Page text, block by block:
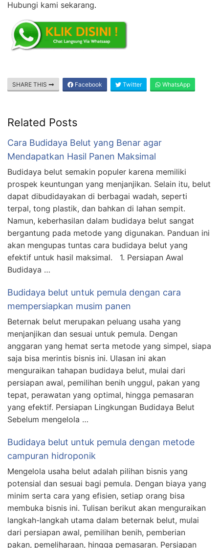
Hubungi kami sekarang.
SHARE THIS Facebook Twitter WhatsApp
Related Posts
Cara Budidaya Belut yang Benar agar
Mendapatkan Hasil Panen Maksimal
Budidaya belut semakin populer karena memiliki
prospek keuntungan yang menjanjikan. Selain itu, belut
dapat dibudidayakan di berbagai wadah, seperti
terpal, tong plastik, dan bahkan di lahan sempit.
Namun, keberhasilan dalam budidaya belut sangat
bergantung pada metode yang digunakan. Panduan ini
akan mengupas tuntas cara budidaya belut yang
efektif untuk hasil maksimal. 1. Persiapan Awal
Budidaya …
Budidaya belut untuk pemula dengan cara
mempersiapkan musim panen
Beternak belut merupakan peluang usaha yang
menjanjikan dan sesuai untuk pemula. Dengan
anggaran yang hemat serta metode yang simpel, siapa
saja bisa merintis bisnis ini. Ulasan ini akan
menguraikan tahapan budidaya belut, mulai dari
persiapan awal, pemilihan benih unggul, pakan yang
tepat, perawatan yang optimal, hingga pemasaran
yang efektif. Persiapan Lingkungan Budidaya Belut
Sebelum mengelola …
Budidaya belut untuk pemula dengan metode
campuran hidroponik
Mengelola usaha belut adalah pilihan bisnis yang
potensial dan sesuai bagi pemula. Dengan biaya yang
minim serta cara yang efisien, setiap orang bisa
membuka bisnis ini. Tulisan berikut akan menguraikan
langkah-langkah utama dalam beternak belut, mulai
dari persiapan awal, pemilihan benih, pemberian
pakan, pemeliharaan, hingga pemasaran. Persiapan